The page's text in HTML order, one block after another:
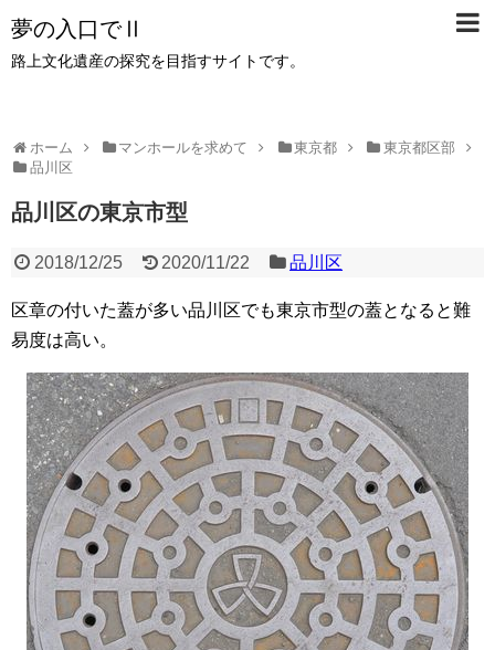
夢の入口でⅡ
路上文化遺産の探究を目指すサイトです。
ホーム マンホールを求めて 東京都
東京都区部
品川区
品川区の東京市型
2018/12/25 2020/11/22 品川区
区章の付いた蓋が多い品川区でも東京市型の蓋となると難
易度は高い。